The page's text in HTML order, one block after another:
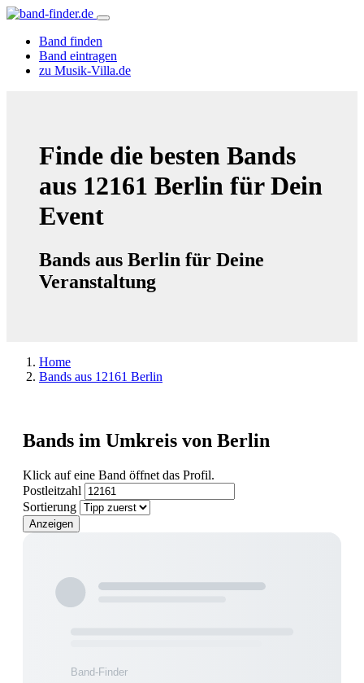
Band finden
Band eintragen
zu Musik-Villa.de
Finde die besten Bands
aus 12161 Berlin für Dein
Event
Bands aus Berlin für Deine
Veranstaltung
Home
Bands aus 12161 Berlin
Bands im Umkreis von Berlin
Klick auf eine Band öffnet das Profil.
Postleitzahl
Sortierung
Anzeigen